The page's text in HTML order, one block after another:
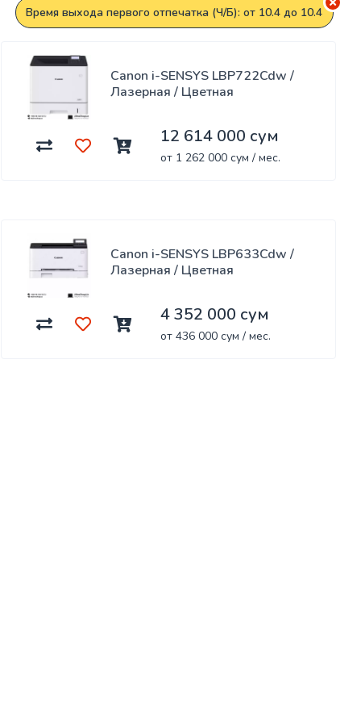
Время выхода первого отпечатка (Ч/Б): от 10.4 до 10.4
Canon i-SENSYS LBP722Cdw /
Лазерная / Цветная
12 614 000 сум
от 1 262 000 сум / мес.
Canon i-SENSYS LBP633Cdw /
Лазерная / Цветная
4 352 000 сум
от 436 000 сум / мес.